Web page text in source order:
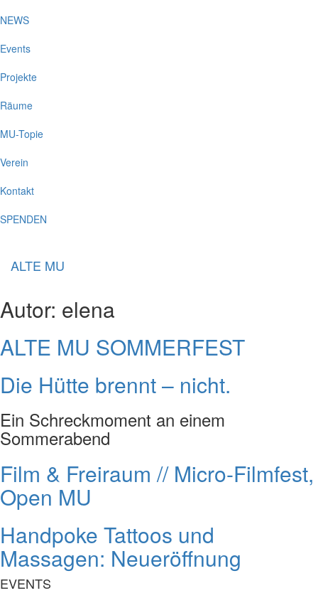
NEWS
Events
Projekte
Räume
MU-Topie
Verein
Kontakt
SPENDEN
ALTE MU
Autor: elena
ALTE MU SOMMERFEST
Die Hütte brennt – nicht.
Ein Schreckmoment an einem
Sommerabend
Film & Freiraum // Micro-Filmfest,
Open MU
Handpoke Tattoos und
Massagen: Neueröffnung
EVENTS